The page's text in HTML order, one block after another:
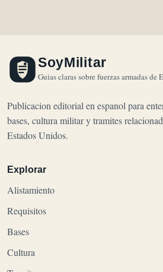
SoyMilitar
Guias claras sobre fuerzas armadas de
Publicacion editorial en espanol para
bases, cultura militar y tramites
Estados Unidos.
Explorar
Alistamiento
Requisitos
Bases
Cultura